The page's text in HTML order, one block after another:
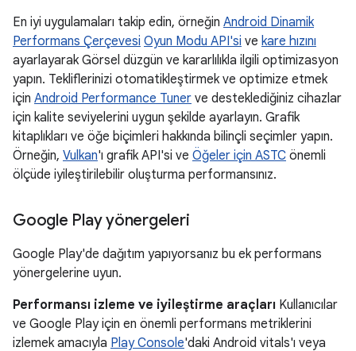
En iyi uygulamaları takip edin, örneğin Android Dinamik
Performans Çerçevesi Oyun Modu API'si ve kare hızını
ayarlayarak Görsel düzgün ve kararlılıkla ilgili optimizasyon
yapın. Tekliflerinizi otomatikleştirmek ve optimize etmek
için Android Performance Tuner ve desteklediğiniz cihazlar
için kalite seviyelerini uygun şekilde ayarlayın. Grafik
kitaplıkları ve öğe biçimleri hakkında bilinçli seçimler yapın.
Örneğin, Vulkan'ı grafik API'si ve Öğeler için ASTC önemli
ölçüde iyileştirilebilir oluşturma performansınız.
Google Play yönergeleri
Google Play'de dağıtım yapıyorsanız bu ek performans
yönergelerine uyun.
Performansı izleme ve iyileştirme araçları Kullanıcılar
ve Google Play için en önemli performans metriklerini
izlemek amacıyla Play Console'daki Android vitals'ı veya